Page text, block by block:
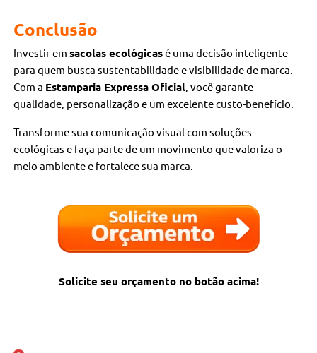
Conclusão
Investir emsacolas ecológicasé uma decisão inteligente
para quem busca sustentabilidade e visibilidade de marca.
Com a Estamparia Expressa Oficial, você garante
qualidade, personalização e um excelente custo-benefício.
Transforme sua comunicação visual com soluções
ecológicas e faça parte de um movimento que valoriza o
meio ambiente e fortalece sua marca.
Solicite seu orçamento no botão acima!